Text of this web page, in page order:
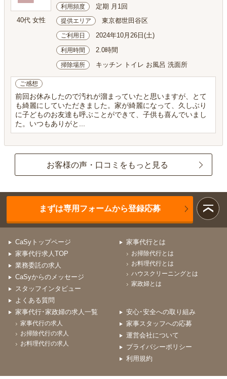
40代 女性
利用頻度 定期 月1回
提供エリア 東京都世田谷区
ご利用日 2024年10月26日(土)
利用時間 2.0時間
掃除場所 キッチン トイレ お風呂 洗面所
ご感想
前回お休みしたので汚れが溜まっていたと思いますが、とて
も綺麗にしていただきました。家が綺麗になって、久しぶり
に子どものお友達も呼ぶことができて、子供も喜んでいまし
た。いつもありがと...
お客様の声・口コミをもっと見る
まずは専用フォームから登録応募
CaSyトップページ
家事代行求人TOP
業務委託の求人
CaSyからのメッセージ
スタッフインタビュー
よくある質問
家事代行とは
お掃除代行とは
お料理代行とは
ハウスクリーニングとは
家政婦とは
家事代行･家政婦の求人一覧
家事代行の求人
お掃除代行の求人
お料理代行の求人
安心･安全への取り組み
家事スタッフへの応募
運営会社について
プライバシーポリシー
利用規約